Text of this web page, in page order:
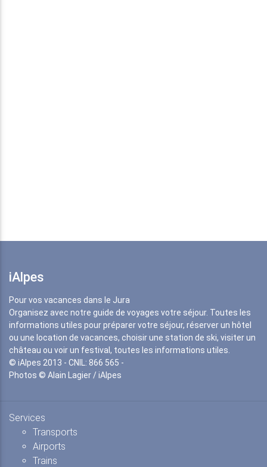
iAlpes
Pour vos vacances dans le Jura
Organisez avec notre guide de voyages votre séjour. Toutes les
informations utiles pour préparer votre séjour, réserver un hôtel
ou une location de vacances, choisir une station de ski, visiter un
château ou voir un festival, toutes les informations utiles.
© iAlpes 2013 - CNIL: 866 565 -
Photos © Alain Lagier / iAlpes
Services
Transports
Airports
Trains